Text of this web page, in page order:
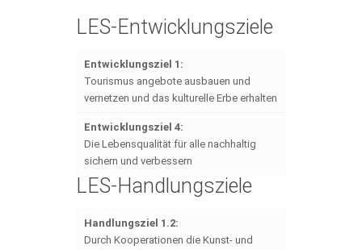
LES-Entwicklungsziele
Entwicklungsziel 1:
Tourismus angebote ausbauen und
vernetzen und das kulturelle Erbe erhalten
Entwicklungsziel 4:
Die Lebensqualität für alle nachhaltig
sichern und verbessern
LES-Handlungsziele
Handlungsziel 1.2:
Durch Kooperationen die Kunst- und